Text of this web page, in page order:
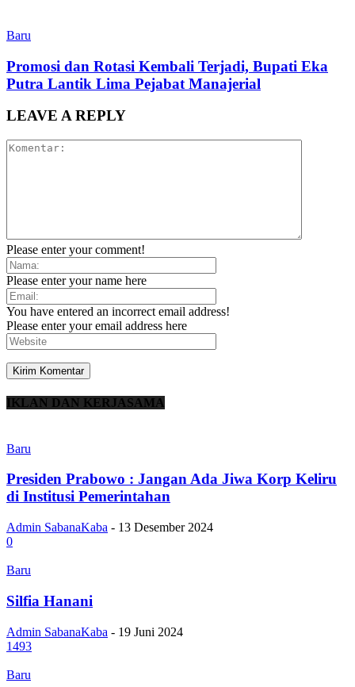
Baru
Promosi dan Rotasi Kembali Terjadi, Bupati Eka
Putra Lantik Lima Pejabat Manajerial
LEAVE A REPLY
Please enter your comment!
Please enter your name here
You have entered an incorrect email address!
Please enter your email address here
IKLAN DAN KERJASAMA
Baru
Presiden Prabowo : Jangan Ada Jiwa Korp Keliru
di Institusi Pemerintahan
Admin SabanaKaba - 13 Desember 2024
0
Baru
Silfia Hanani
Admin SabanaKaba - 19 Juni 2024
1493
Baru